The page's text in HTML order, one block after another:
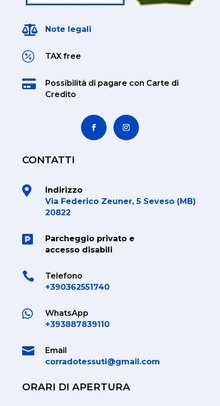
 Note legali
 TAX free
 Possibilità di pagare con Carte di
Credito
CONTATTI

Indirizzo
Via Federico Zeuner, 5 Seveso (MB)
20822

Parcheggio privato e
accesso disabili

Telefono
+390362551740

WhatsApp
+393887839110

Email
corradotessuti@gmail.com
ORARI DI APERTURA